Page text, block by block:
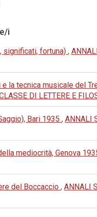
i
significati, fortuna) ,
la tecnica musicale del
DI LETTERE E
Bari 1935 , ANNALI
mediocrità, Genova
del Boccaccio , ANNALI